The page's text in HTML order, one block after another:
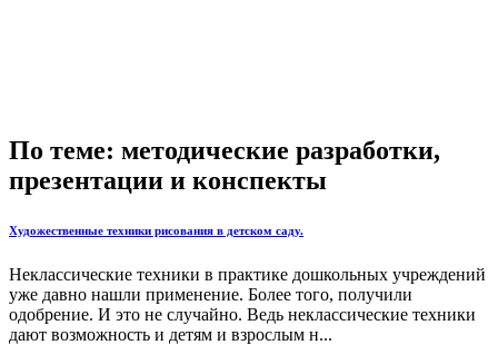
По теме: методические разработки,
презентации и конспекты
Художественные техники рисования в детском саду.
Неклассические техники в практике дошкольных учреждений
уже давно нашли применение. Более того, получили
одобрение. И это не случайно. Ведь неклассические техники
дают возможность и детям и взрослым н...